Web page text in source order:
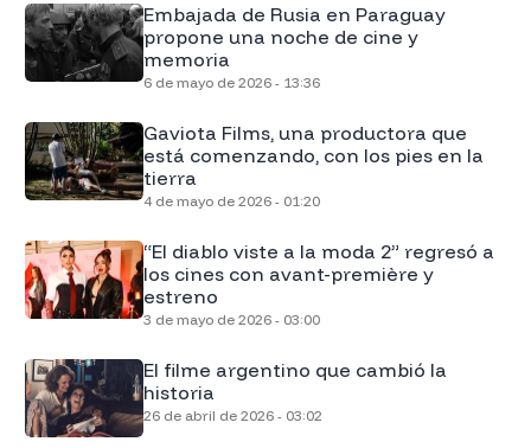
Embajada de Rusia en Paraguay
propone una noche de cine y
memoria
6 de mayo de 2026 - 13:36
Gaviota Films, una productora que
está comenzando, con los pies en la
tierra
4 de mayo de 2026 - 01:20
“El diablo viste a la moda 2” regresó a
los cines con avant-première y
estreno
3 de mayo de 2026 - 03:00
El filme argentino que cambió la
historia
26 de abril de 2026 - 03:02